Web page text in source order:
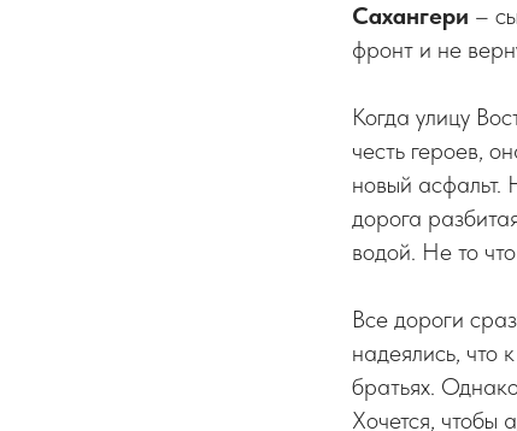
Сахангери –
фронт и не
Когда улицу
честь героев,
новый асфальт.
дорога
водой. Не то
Все дороги
надеялись, что
братьях.
Хочется, чтобы